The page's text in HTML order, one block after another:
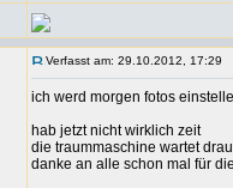
Verfasst am: 29.10.2012, 17:29
ich werd morgen fotos
hab jetzt nicht wirklich zeit
die traummaschine wartet
danke an alle schon mal für